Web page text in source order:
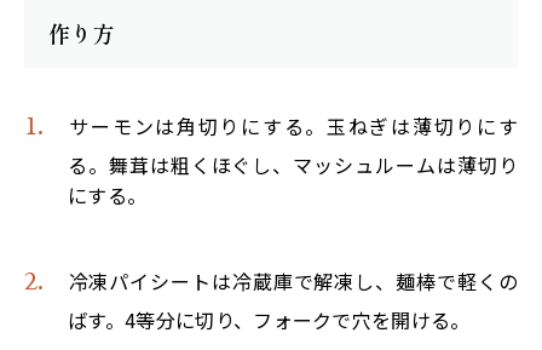
作り方
サーモンは角切りにする。玉ねぎは薄切りにす
る。舞茸は粗くほぐし、マッシュルームは薄切り
にする。
冷凍パイシートは冷蔵庫で解凍し、麺棒で軽くの
ばす。4等分に切り、フォークで穴を開ける。